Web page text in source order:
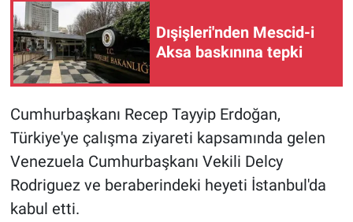
Dışişleri'nden Mescid-i
Aksa baskınına tepki
Cumhurbaşkanı Recep Tayyip Erdoğan,
Türkiye'ye çalışma ziyareti kapsamında gelen
Venezuela Cumhurbaşkanı Vekili Delcy
Rodriguez ve beraberindeki heyeti İstanbul'da
kabul etti.
EĞİTİM
BİLİM VE TEKNOLOJİ
Bölge